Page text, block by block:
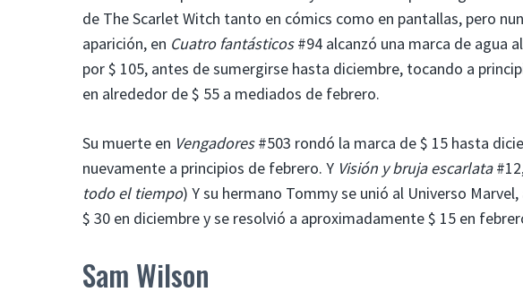
de The Scarlet Witch tanto en cómics como en pantallas, pero
aparición, en Cuatro fantásticos#94 alcanzó una marca de agua
por $ 105, antes de sumergirse hasta diciembre, tocando a
en alrededor de $ 55 a mediados de febrero.
Su muerte en Vengadores#503 rondó la marca de $ 15 hasta
nuevamente a principios de febrero. Y Visión y bruja escarlata
todo el tiempo) Y su hermano Tommy se unió al Universo
$ 30 en diciembre y se resolvió a aproximadamente $ 15 en
Sam Wilson